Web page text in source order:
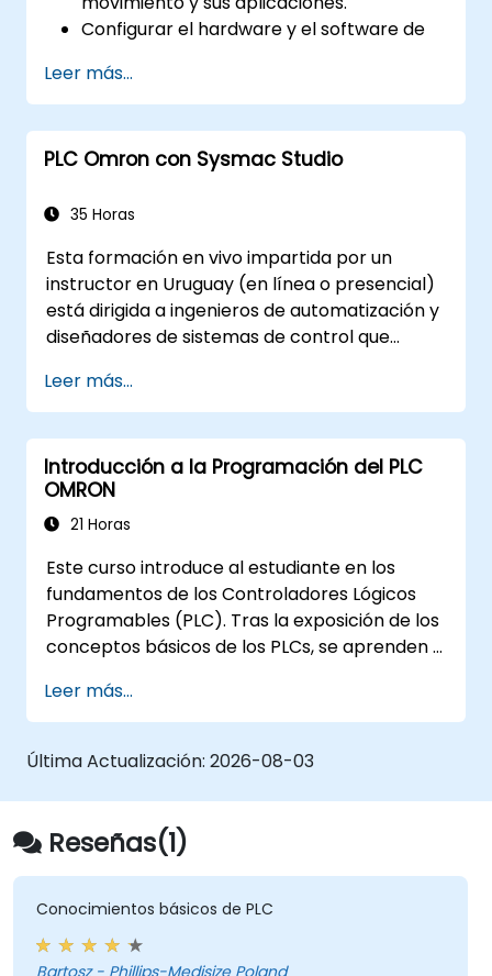
Configurar el hardware y el software de
Programar y optimizar el control de
movimiento de un solo eje y de múltiples
ejes.
Implementar estrategias de movimiento
sincronización.
Leer más...
PLC Omron con Sysmac Studio
35 Horas
Esta formación en vivo impartida por un
instructor en Uruguay (en línea o presencial)
está dirigida a ingenieros de automatización y
diseñadores de sistemas de control que
servicio sistemas Omron Sysmac abarcando
los controladores NJ/NX, redes EtherCAT,
drives servo G5/1S/1SA, HMI de la serie NA y
hardware de seguridad NX.
Leer más...
Introducción a la Programación del PLC
OMRON
21 Horas
Este curso introduce al estudiante en los
fundamentos de los Controladores Lógicos
Programables (PLC). Tras la exposición de los
conceptos básicos de los PLCs, se aprenden y
escalera básicas en tareas de
Automatización Industrial. Público objetivo -
Especialistas Eléctricos - Ingenieros
Automatización Industrial
Leer más...
Última Actualización: 2026-08-03
Reseñas(1)
Conocimientos básicos de PLC